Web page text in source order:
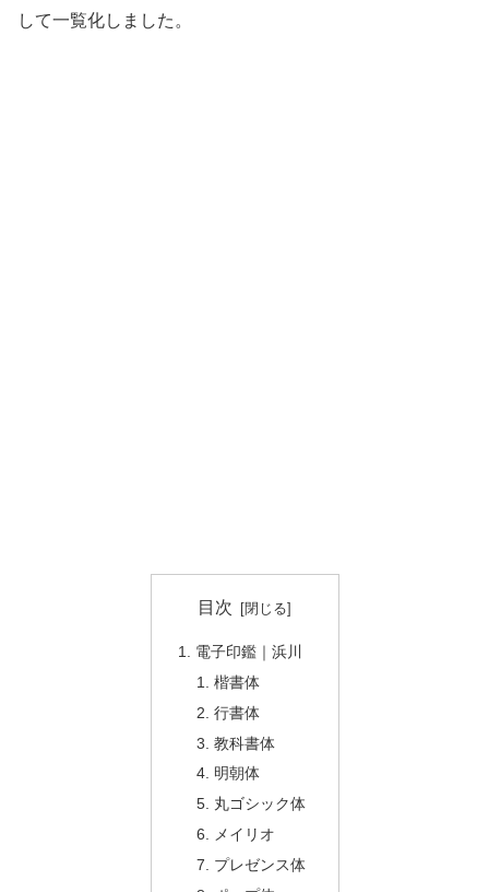
して一覧化しました。
目次
電子印鑑｜浜川
楷書体
行書体
教科書体
明朝体
丸ゴシック体
メイリオ
プレゼンス体